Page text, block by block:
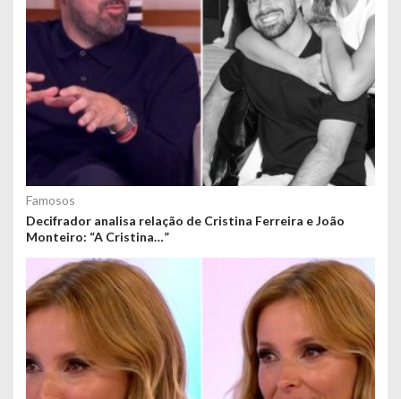
Famosos
Decifrador analisa relação de Cristina Ferreira e João
Monteiro: “A Cristina…”